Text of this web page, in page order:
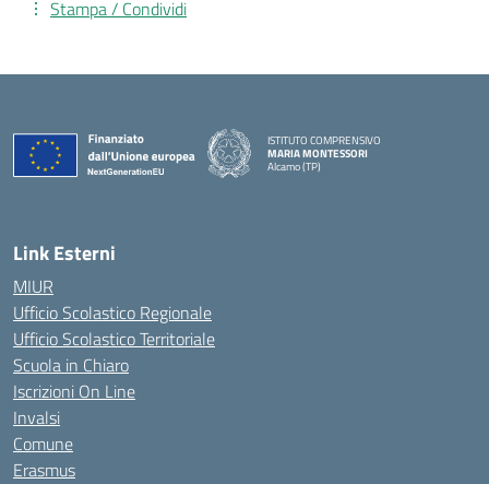
Stampa / Condividi
ISTITUTO COMPRENSIVO
MARIA MONTESSORI
Alcamo (TP)
Link Esterni
MIUR
Ufficio Scolastico Regionale
Ufficio Scolastico Territoriale
Scuola in Chiaro
Iscrizioni On Line
Invalsi
Comune
Erasmus